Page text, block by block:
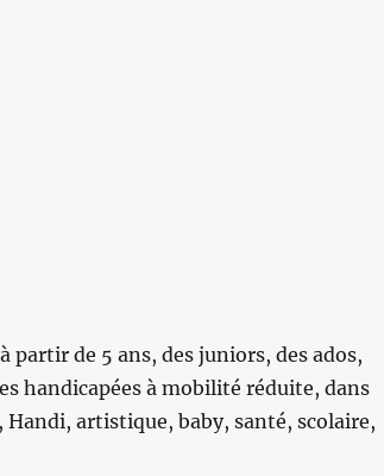
partir de 5 ans, des juniors, des ados,
handicapées à mobilité réduite, dans
artistique, baby, santé, scolaire,